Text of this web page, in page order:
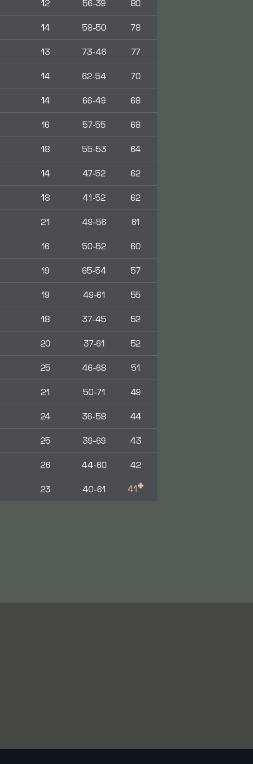
12 56-39 80
14 58-50 78
13 73-46 77
14 62-54 70
14 66-49 68
16 57-55 68
18 55-53 64
14 47-52 62
18 41-52 62
21 49-56 61
16 50-52 60
19 65-54 57
19 49-61 55
18 37-45 52
20 37-61 52
25 46-68 51
21 50-71 49
24 36-58 44
25 39-69 43
26 44-60 42
23 40-61 41✤